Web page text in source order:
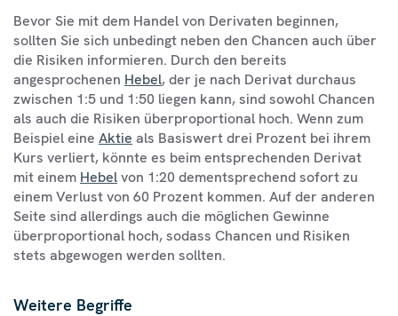
Bevor Sie mit dem Handel von Derivaten beginnen,
sollten Sie sich unbedingt neben den Chancen auch über
die Risiken informieren. Durch den bereits
angesprochenen Hebel, der je nach Derivat durchaus
zwischen 1:5 und 1:50 liegen kann, sind sowohl Chancen
als auch die Risiken überproportional hoch. Wenn zum
Beispiel eine Aktie als Basiswert drei Prozent bei ihrem
Kurs verliert, könnte es beim entsprechenden Derivat
mit einem Hebelvon 1:20 dementsprechend sofort zu
einem Verlust von 60 Prozent kommen. Auf der anderen
Seite sind allerdings auch die möglichen Gewinne
überproportional hoch, sodass Chancen und Risiken
stets abgewogen werden sollten.
Weitere Begriffe